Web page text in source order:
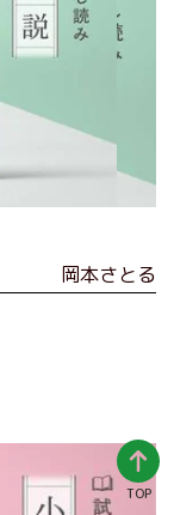
岡本さとる
TOP